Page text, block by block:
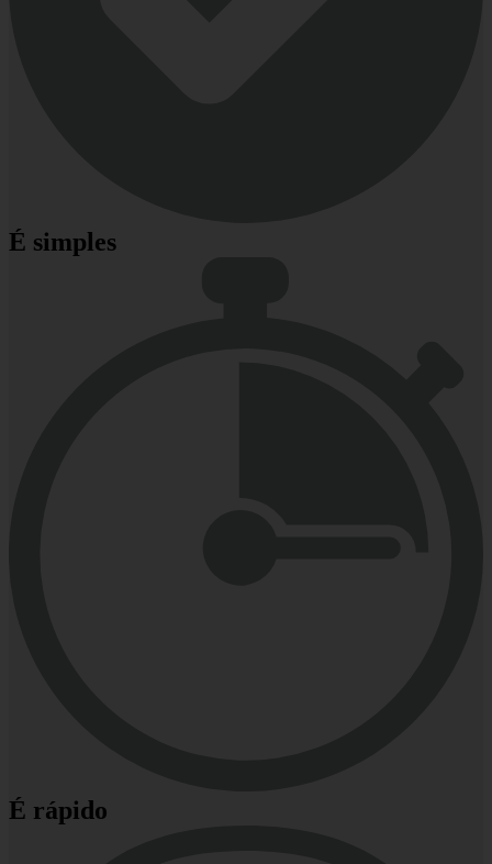
É simples
É rápido